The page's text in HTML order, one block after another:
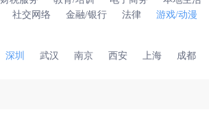
社交网络 金融/银行 法律 游戏/动漫
深圳 武汉 南京 西安 上海 成都